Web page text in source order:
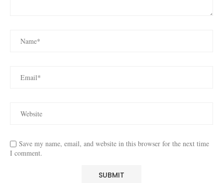
Save my name, email, and website in this browser for the next time
I comment.